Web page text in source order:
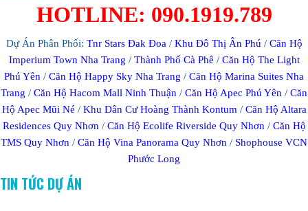
HOTLINE: 090.1919.789
Dự Án Phân Phối: Tnr Stars Đak Đoa/ Khu Đô Thị Ân Phú / Căn Hộ
Imperium Town Nha Trang / Thành Phố Cà Phê / Căn Hộ The Light
Phú Yên / Căn Hộ Happy Sky Nha Trang / Căn Hộ Marina Suites Nha
Trang / Căn Hộ Hacom Mall Ninh Thuận / Căn Hộ Apec Phú Yên / Căn
Hộ Apec Mũi Né / Khu Dân Cư Hoàng Thành Kontum/ Căn Hộ Altara
Residences Quy Nhơn/ Căn Hộ Ecolife Riverside Quy Nhơn/ Căn Hộ
TMS Quy Nhơn / Căn Hộ Vina Panorama Quy Nhơn / Shophouse VCN
Phước Long
TIN TỨC DỰ ÁN